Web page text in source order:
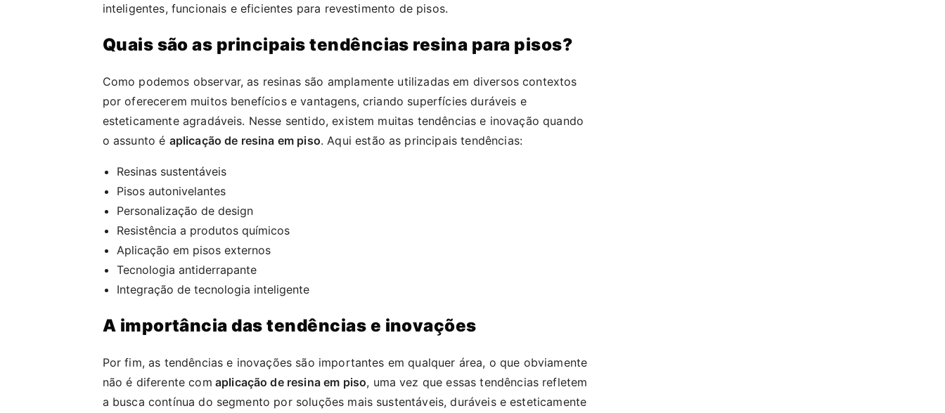
inteligentes, funcionais e eficientes para revestimento de pisos.
Quais são as principais tendências resina para pisos?
Como podemos observar, as resinas são amplamente utilizadas em diversos contextos
por oferecerem muitos benefícios e vantagens, criando superfícies duráveis e
esteticamente agradáveis. Nesse sentido, existem muitas tendências e inovação quando
o assunto é aplicação de resina em piso. Aqui estão as principais tendências:
Resinas sustentáveis
Pisos autonivelantes
Personalização de design
Resistência a produtos químicos
Aplicação em pisos externos
Tecnologia antiderrapante
Integração de tecnologia inteligente
A importância das tendências e inovações
Por fim, as tendências e inovações são importantes em qualquer área, o que obviamente
não é diferente com aplicação de resina em piso, uma vez que essas tendências refletem
a busca contínua do segmento por soluções mais sustentáveis, duráveis e esteticamente